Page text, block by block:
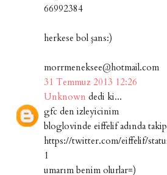
66992384
herkese bol şans:)
morrmeneksee@hotmail.com
31 Temmuz 2013 12:26
Unknown dedi ki...
gfc den izleyicinim
bloglovinde eiffelif adında
https://twitter.com/eiffelif/
1
umarım benim olurlar=)